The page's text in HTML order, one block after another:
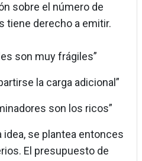
sobre el número de
tiene derecho a emitir.
son muy frágiles”
la carga adicional”
son los ricos”
se plantea entonces
El presupuesto de